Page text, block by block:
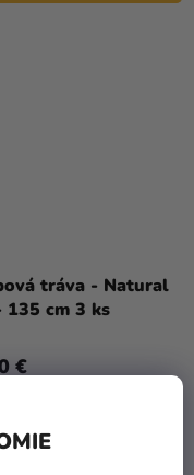
tráva - Natural
135 cm 3 ks
€